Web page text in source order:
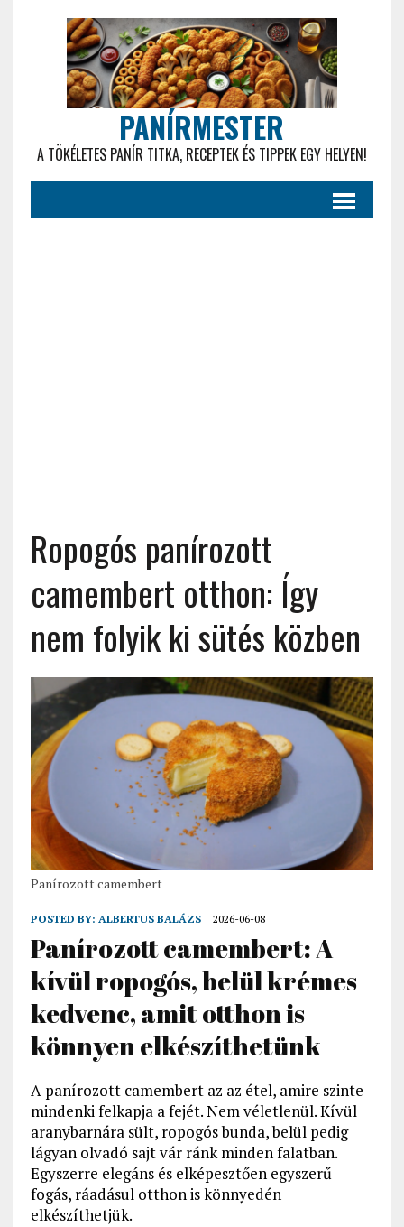
PANÍRMESTER
A TÖKÉLETES PANÍR TITKA, RECEPTEK ÉS TIPPEK EGY HELYEN!
Ropogós panírozott
camembert otthon: Így
nem folyik ki sütés közben
Panírozott camembert
POSTED BY: ALBERTUS BALÁZS 2026-06-08
Panírozott camembert: A
kívül ropogós, belül krémes
kedvenc, amit otthon is
könnyen elkészíthetünk
A panírozott camembert az az étel, amire szinte
mindenki felkapja a fejét. Nem véletlenül. Kívül
aranybarnára sült, ropogós bunda, belül pedig
lágyan olvadó sajt vár ránk minden falatban.
Egyszerre elegáns és elképesztően egyszerű
fogás, ráadásul otthon is könnyedén
elkészíthetjük.